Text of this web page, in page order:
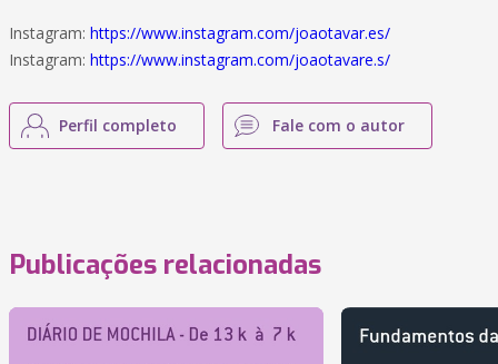
Instagram: https://www.instagram.com/joaotavar.es/
Instagram: https://www.instagram.com/joaotavare.s/
Perfil completo Fale com o autor
Publicações relacionadas